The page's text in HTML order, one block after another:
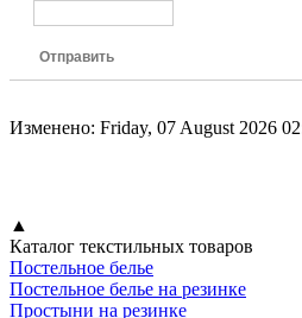
Отправить
Изменено: Friday, 07 August 2026
▲
Каталог текстильных товаров
Постельное белье
Постельное белье на резинке
Простыни на резинке